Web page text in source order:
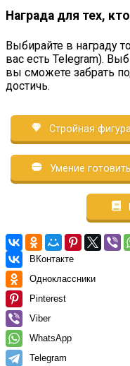
Награда для тех,
Выбирайте в награду
вас есть Telegram).
вы сможете забрать
достичь.
Стройная
Умение готовить
ВКонтакте
Одноклассники
Pinterest
Viber
WhatsApp
Telegram